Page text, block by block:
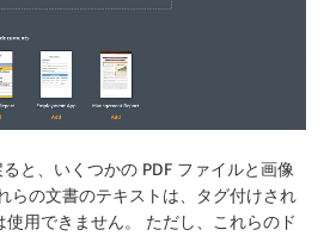
と、いくつかの PDF ファイルと画像
らの文書のテキストは、タグ付けされ
用できません。 ただし、これらのド